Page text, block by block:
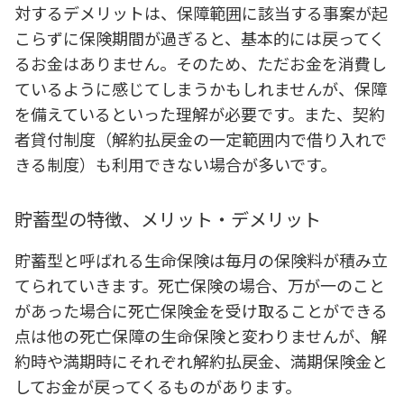
対するデメリットは、保障範囲に該当する事案が起
こらずに保険期間が過ぎると、基本的には戻ってく
るお金はありません。そのため、ただお金を消費し
ているように感じてしまうかもしれませんが、保障
を備えているといった理解が必要です。また、契約
者貸付制度（解約払戻金の一定範囲内で借り入れで
きる制度）も利用できない場合が多いです。
貯蓄型の特徴、メリット・デメリット
貯蓄型と呼ばれる生命保険は毎月の保険料が積み立
てられていきます。死亡保険の場合、万が一のこと
があった場合に死亡保険金を受け取ることができる
点は他の死亡保障の生命保険と変わりませんが、解
約時や満期時にそれぞれ解約払戻金、満期保険金と
してお金が戻ってくるものがあります。